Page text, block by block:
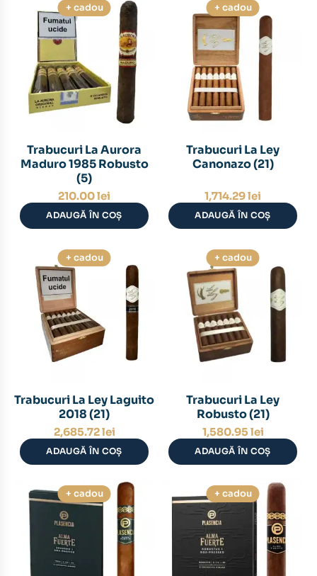
+ cadou
Trabucuri La Aurora
Maduro 1985 Robusto
(5)
210.00lei
ADAUGĂ ÎN COȘ
+ cadou
Trabucuri La Ley
Canonazo (21)
1,714.29lei
ADAUGĂ ÎN COȘ
+ cadou
Trabucuri La Ley Laguito
2018 (21)
2,685.72lei
ADAUGĂ ÎN COȘ
+ cadou
Trabucuri La Ley
Robusto (21)
1,580.95 lei
ADAUGĂ ÎN COȘ
+ cadou + cadou